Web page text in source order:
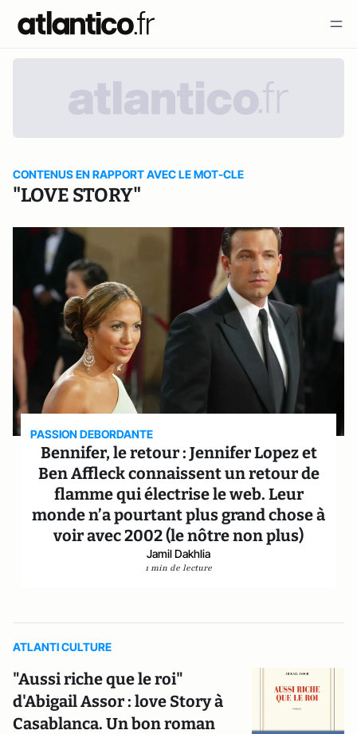
CONTENUS EN RAPPORT AVEC LE MOT-CLE
"LOVE STORY"
PASSION DEBORDANTE
Bennifer, le retour : Jennifer Lopez et
Ben Affleck connaissent un retour de
flamme qui électrise le web. Leur
monde n’a pourtant plus grand chose à
voir avec 2002 (le nôtre non plus)
Jamil Dakhlia
1 min de lecture
ATLANTI CULTURE
"Aussi riche que le roi"
d'Abigail Assor : love Story à
Casablanca. Un bon roman